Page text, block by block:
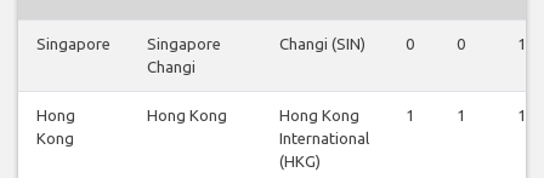
Singapore
Singapore
Changi
Changi (SIN) 0 0 1
Hong
Kong
Hong Kong
Hong Kong
International
(HKG)
1 1 1